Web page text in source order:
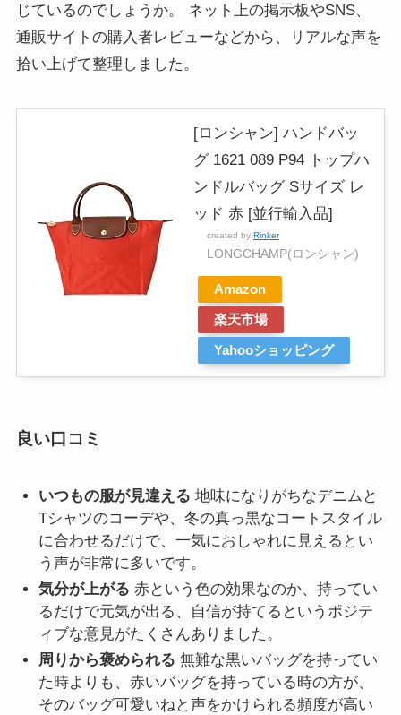
じているのでしょうか。 ネット上の掲示板やSNS、
通販サイトの購入者レビューなどから、リアルな声を
拾い上げて整理しました。
[ロンシャン] ハンドバッ
グ 1621 089 P94 トップハ
ンドルバッグ Sサイズ レ
ッド 赤 [並行輸入品]
created by Rinker
LONGCHAMP(ロンシャン)
Amazon
楽天市場
Yahooショッピング
良い口コミ
いつもの服が見違える 地味になりがちなデニムと
Tシャツのコーデや、冬の真っ黒なコートスタイル
に合わせるだけで、一気におしゃれに見えるとい
う声が非常に多いです。
気分が上がる 赤という色の効果なのか、持ってい
るだけで元気が出る、自信が持てるというポジテ
ィブな意見がたくさんありました。
周りから褒められる 無難な黒いバッグを持ってい
た時よりも、赤いバッグを持っている時の方が、
そのバッグ可愛いねと声をかけられる頻度が高い